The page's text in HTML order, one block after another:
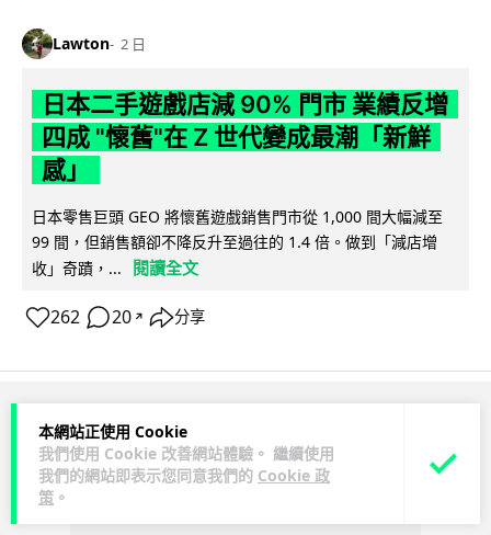
本網站正使用 Cookie
我們使用 Cookie 改善網站體驗。 繼續使用
我們的網站即表示您同意我們的 Cookie 政
策 。
Lawton 2 日
日本二手遊戲店減 90% 門市 業績反增
四成 "懷舊"在 Z 世代變成最潮「新鮮
感」
日本零售巨頭 GEO 將懷舊遊戲銷售門市從 1,000 間大幅減至
99 間，但銷售額卻不降反升至過往的 1.4 倍。做到「減店增
收」奇蹟，...
閱讀全文
262 20 ↗ 分享
ADVERTISEMENT